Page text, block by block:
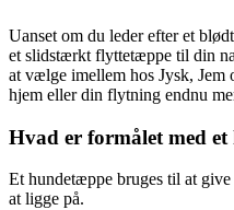
Uanset om du leder efter et
et slidstærkt flyttetæppe til din
at vælge imellem hos Jysk,
hjem eller din flytning endnu
Hvad er formålet med
Et hundetæppe bruges til at
at ligge på.